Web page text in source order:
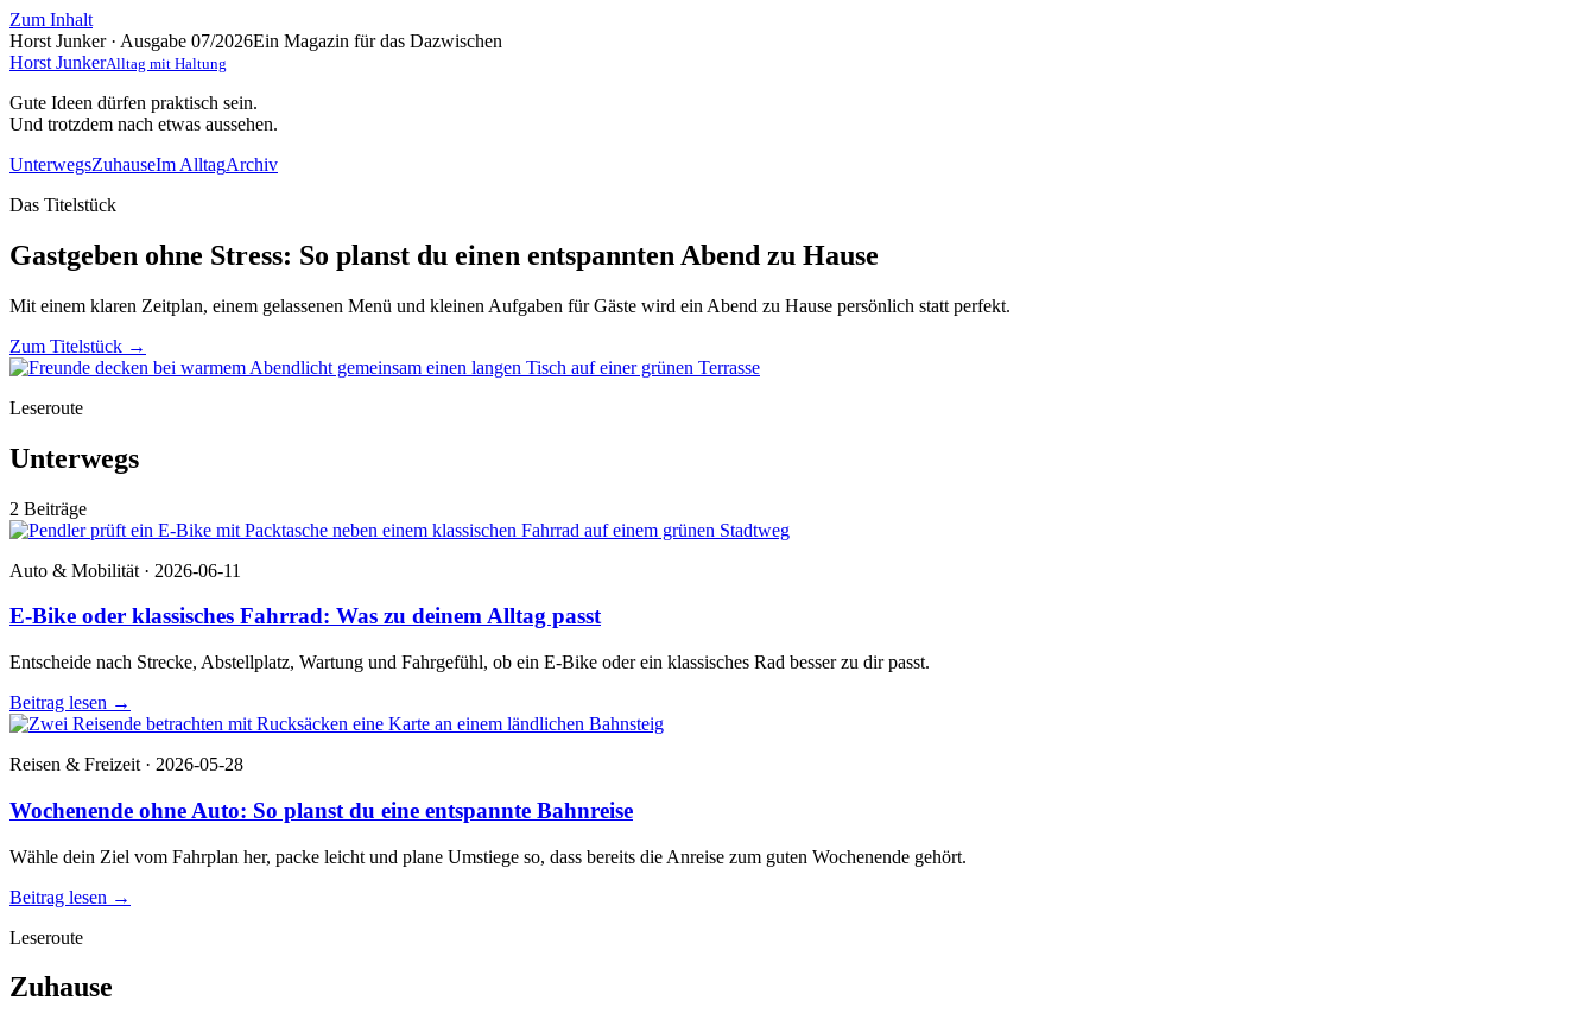
Zum Inhalt
Horst Junker · Ausgabe 07/2026Ein Magazin für das Dazwischen
Horst JunkerAlltag mit Haltung
Gute Ideen dürfen praktisch sein.
Und trotzdem nach etwas aussehen.
UnterwegsZuhauseIm AlltagArchiv
Das Titelstück
Gastgeben ohne Stress: So planst du einen entspannten Abend zu Hause
Mit einem klaren Zeitplan, einem gelassenen Menü und kleinen Aufgaben für Gäste wird ein Abend zu Hause persönlich statt perfekt.
Zum Titelstück →
Leseroute
Unterwegs
2 Beiträge
Auto & Mobilität · 2026-06-11
E-Bike oder klassisches Fahrrad: Was zu deinem Alltag passt
Entscheide nach Strecke, Abstellplatz, Wartung und Fahrgefühl, ob ein E-Bike oder ein klassisches Rad besser zu dir passt.
Beitrag lesen →
Reisen & Freizeit · 2026-05-28
Wochenende ohne Auto: So planst du eine entspannte Bahnreise
Wähle dein Ziel vom Fahrplan her, packe leicht und plane Umstiege so, dass bereits die Anreise zum guten Wochenende gehört.
Beitrag lesen →
Leseroute
Zuhause